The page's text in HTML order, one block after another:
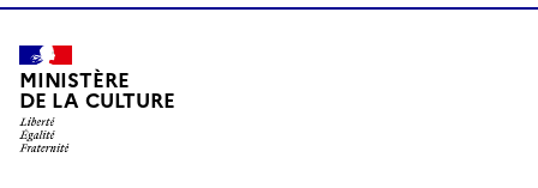
MINISTÈRE
DE LA CULTURE